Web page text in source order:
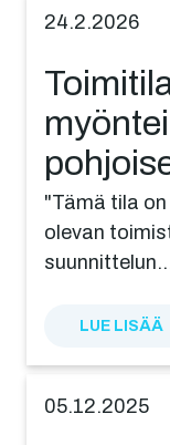
24.2.2026
"Tämä tila
olevan
LUE LISÄÄ
05.12.2025